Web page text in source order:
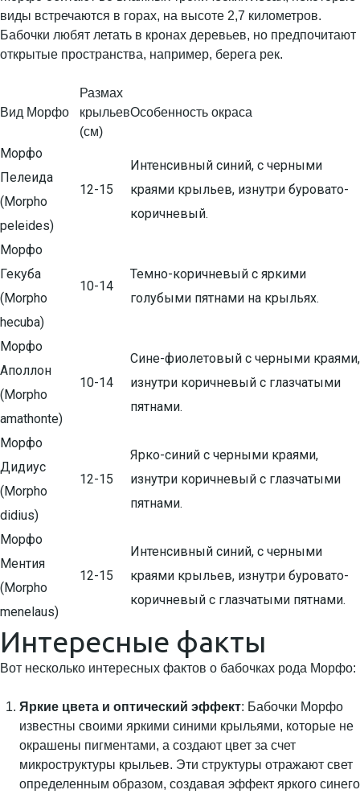
виды встречаются в горах, на высоте 2,7 километров.
Бабочки любят летать в кронах деревьев, но предпочитают
открытые пространства, например, берега рек.
Вид Морфо
Размах
крыльев
(см)
Особенность окраса
Морфо
Пелеида
(Morpho
peleides)
12-15
Интенсивный синий, с черными
краями крыльев, изнутри буровато-
коричневый.
Морфо
Гекуба
(Morpho
hecuba)
10-14
Темно-коричневый с яркими
голубыми пятнами на крыльях.
Морфо
Аполлон
(Morpho
amathonte)
10-14
Сине-фиолетовый с черными краями,
изнутри коричневый с глазчатыми
пятнами.
Морфо
Дидиус
(Morpho
didius)
12-15
Ярко-синий с черными краями,
изнутри коричневый с глазчатыми
пятнами.
Морфо
Ментия
(Morpho
menelaus)
12-15
Интенсивный синий, с черными
краями крыльев, изнутри буровато-
коричневый с глазчатыми пятнами.
Интересные факты
Вот несколько интересных фактов о бабочках рода Морфо:
Яркие цвета и оптический эффект: Бабочки Морфо
известны своими яркими синими крыльями, которые не
окрашены пигментами, а создают цвет за счет
микроструктуры крыльев. Эти структуры отражают свет
определенным образом, создавая эффект яркого синего